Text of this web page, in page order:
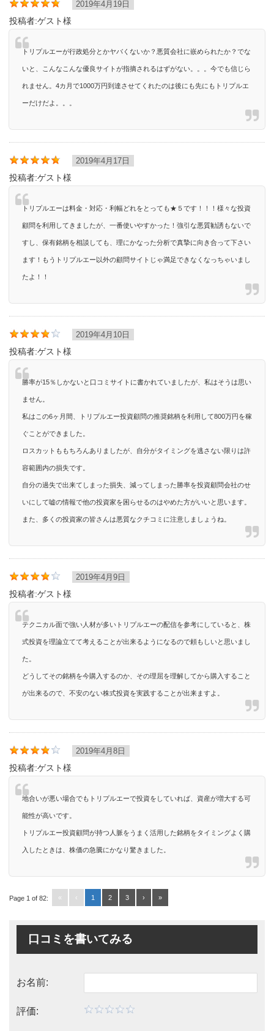
2019年4月19日
投稿者:ゲスト様
トリプルエーが行政処分とかヤバくないか？悪質会社に嵌められたか？でな
いと、こんなこんな優良サイトが指摘されるはずがない。。。今でも信じら
れません。4カ月で1000万円到達させてくれたのは後にも先にもトリプルエ
ーだけだよ。。。
2019年4月17日
投稿者:ゲスト様
トリプルエーは料金・対応・利幅どれをとっても★５です！！！様々な投資
顧問を利用してきましたが、一番使いやすかった！強引な悪質勧誘もないで
すし、保有銘柄を相談しても、理にかなった分析で真摯に向き合って下さい
ます！もうトリプルエー以外の顧問サイトじゃ満足できなくなっちゃいまし
たよ！！
2019年4月10日
投稿者:ゲスト様
勝率が15％しかないと口コミサイトに書かれていましたが、私はそうは思い
ません。
私はこの6ヶ月間、トリプルエー投資顧問の推奨銘柄を利用して800万円を稼
ぐことができました。
ロスカットももちろんありましたが、自分がタイミングを逃さない限りは許
容範囲内の損失です。
自分の過失で出来てしまった損失、減ってしまった勝率を投資顧問会社のせ
いにして嘘の情報で他の投資家を困らせるのはやめた方がいいと思います。
また、多くの投資家の皆さんは悪質なクチコミに注意しましょうね。
2019年4月9日
投稿者:ゲスト様
テクニカル面で強い人材が多いトリプルエーの配信を参考にしていると、株
式投資を理論立てて考えることが出来るようになるので頼もしいと思いまし
た。
どうしてその銘柄を今購入するのか、その理屈を理解してから購入すること
が出来るので、不安のない株式投資を実践することが出来ますよ。
2019年4月8日
投稿者:ゲスト様
地合いが悪い場合でもトリプルエーで投資をしていれば、資産が増大する可
能性が高いです。
トリプルエー投資顧問が持つ人脈をうまく活用した銘柄をタイミングよく購
入したときは、株価の急騰にかなり驚きました。
Page 1 of 82: « ‹ 1 2 3 › »
口コミを書いてみる
お名前:
評価: